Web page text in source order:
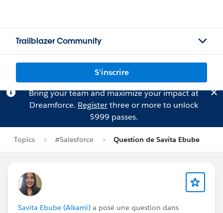
Trailblazer Community
S'inscrire
Bring your team and maximize your impact at
Dreamforce. Registerthree or more to unlock
$999 passes.
Topics #Salesforce Question de Savita Ebube
Savita Ebube (Alkami) a posé une question dans